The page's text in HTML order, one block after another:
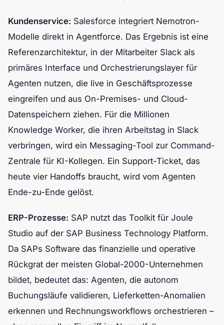
Kundenservice: Salesforce integriert Nemotron-
Modelle direkt in Agentforce. Das Ergebnis ist eine
Referenzarchitektur, in der Mitarbeiter Slack als
primäres Interface und Orchestrierungslayer für
Agenten nutzen, die live in Geschäftsprozesse
eingreifen und aus On-Premises- und Cloud-
Datenspeichern ziehen. Für die Millionen
Knowledge Worker, die ihren Arbeitstag in Slack
verbringen, wird ein Messaging-Tool zur Command-
Zentrale für KI-Kollegen. Ein Support-Ticket, das
heute vier Handoffs braucht, wird vom Agenten
Ende-zu-Ende gelöst.
ERP-Prozesse: SAP nutzt das Toolkit für Joule
Studio auf der SAP Business Technology Platform.
Da SAPs Software das finanzielle und operative
Rückgrat der meisten Global-2000-Unternehmen
bildet, bedeutet das: Agenten, die autonom
Buchungsläufe validieren, Lieferketten-Anomalien
erkennen und Rechnungsworkflows orchestrieren –